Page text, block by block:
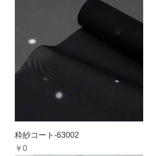
粋紗コート-63002
価格
￥0